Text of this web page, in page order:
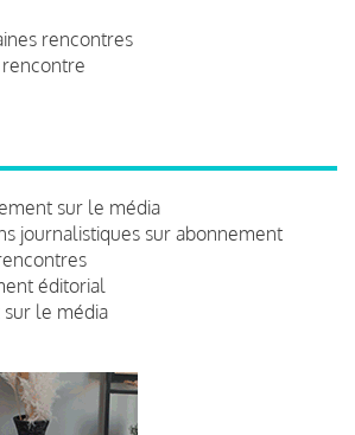
rencontres
sur le média
journalistiques sur abonnement
éditorial
le média